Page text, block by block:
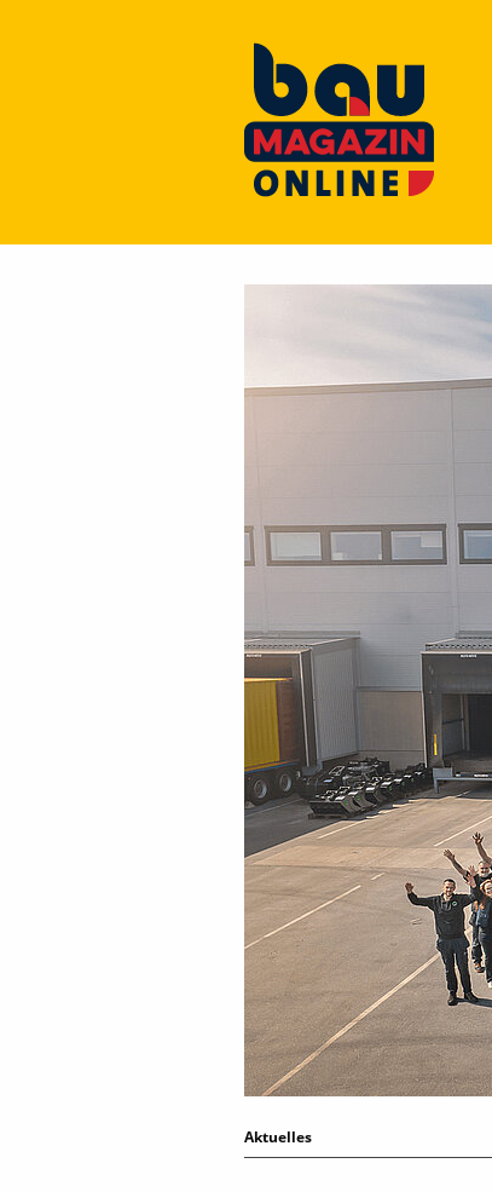
Aktuelles